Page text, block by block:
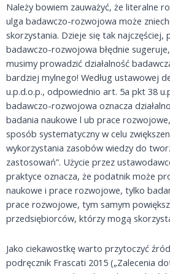
Należy bowiem zauważyć, że literalne
ulga badawczo-rozwojowa może
skorzystania. Dzieje się tak najczęściej,
badawczo-rozwojowa błędnie
musimy prowadzić działalność
bardziej mylnego! Według ustawowej
u.p.d.o.p., odpowiednio art. 5a pkt 38
badawczo-rozwojowa oznacza
badania naukowe l ub prace
sposób systematyczny w celu
wykorzystania zasobów wiedzy do
zastosowań”. Użycie przez
praktyce oznacza, że podatnik może
naukowe i prace rozwojowe, tylko
prace rozwojowe, tym samym
przedsiębiorców, którzy mogą
Jako ciekawostkę warto przytoczyć
podręcznik Frascati 2015 („Zalecenia